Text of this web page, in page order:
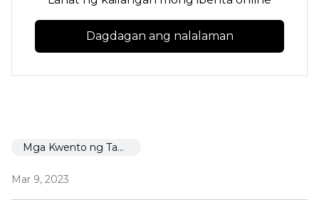
Dagdagan ang nalalaman
Mga Kwento ng Tagumpay
Mar 9, 2023